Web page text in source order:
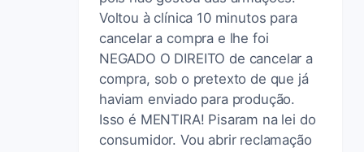
Voltou à clínica 10 minutos para
cancelar a compra e lhe foi
NEGADO O DIREITO de cancelar a
compra, sob o pretexto de que já
haviam enviado para produção.
Isso é MENTIRA! Pisaram na lei do
consumidor. Vou abrir reclamação